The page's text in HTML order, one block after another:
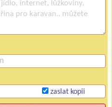
zaslat kopii